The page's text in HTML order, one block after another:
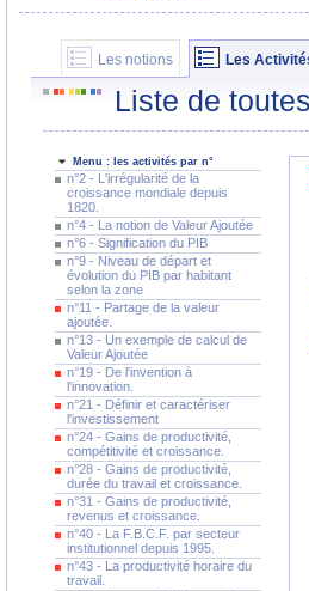
Les notions Les
Liste de
Menu : les activités par n°
n°2 - L'irrégularité de la
croissance mondiale depuis
1820.
n°4 - La notion de Valeur Ajoutée
n°6 - Signification du PIB
n°9 - Niveau de départ et
évolution du PIB par habitant
selon la zone
n°11 - Partage de la valeur
ajoutée.
n°13 - Un exemple de calcul de
Valeur Ajoutée
n°19 - De l'invention à
l'innovation.
n°21 - Définir et caractériser
l'investissement
n°24 - Gains de productivité,
compétitivité et croissance.
n°28 - Gains de productivité,
durée du travail et croissance.
n°31 - Gains de productivité,
revenus et croissance.
n°40 - La F.B.C.F. par secteur
institutionnel depuis 1995.
n°43 - La productivité horaire du
travail.